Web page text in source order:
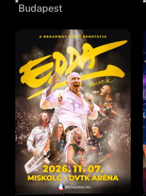
Budapest